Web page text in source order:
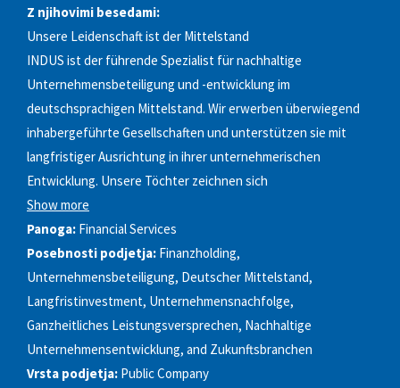
Z njihovimi besedami:
Unsere Leidenschaft ist der Mittelstand
INDUS ist der führende Spezialist für nachhaltige
Unternehmensbeteiligung und -entwicklung im
deutschsprachigen Mittelstand. Wir erwerben überwiegend
inhabergeführte Gesellschaften und unterstützen sie mit
langfristiger Ausrichtung in ihrer unternehmerischen
Entwicklung. Unsere Töchter zeichnen sich
Show more
Panoga: Financial Services
Posebnosti podjetja: Finanzholding,
Unternehmensbeteiligung, Deutscher Mittelstand,
Langfristinvestment, Unternehmensnachfolge,
Ganzheitliches Leistungsversprechen, Nachhaltige
Unternehmensentwicklung, and Zukunftsbranchen
Vrsta podjetja: Public Company